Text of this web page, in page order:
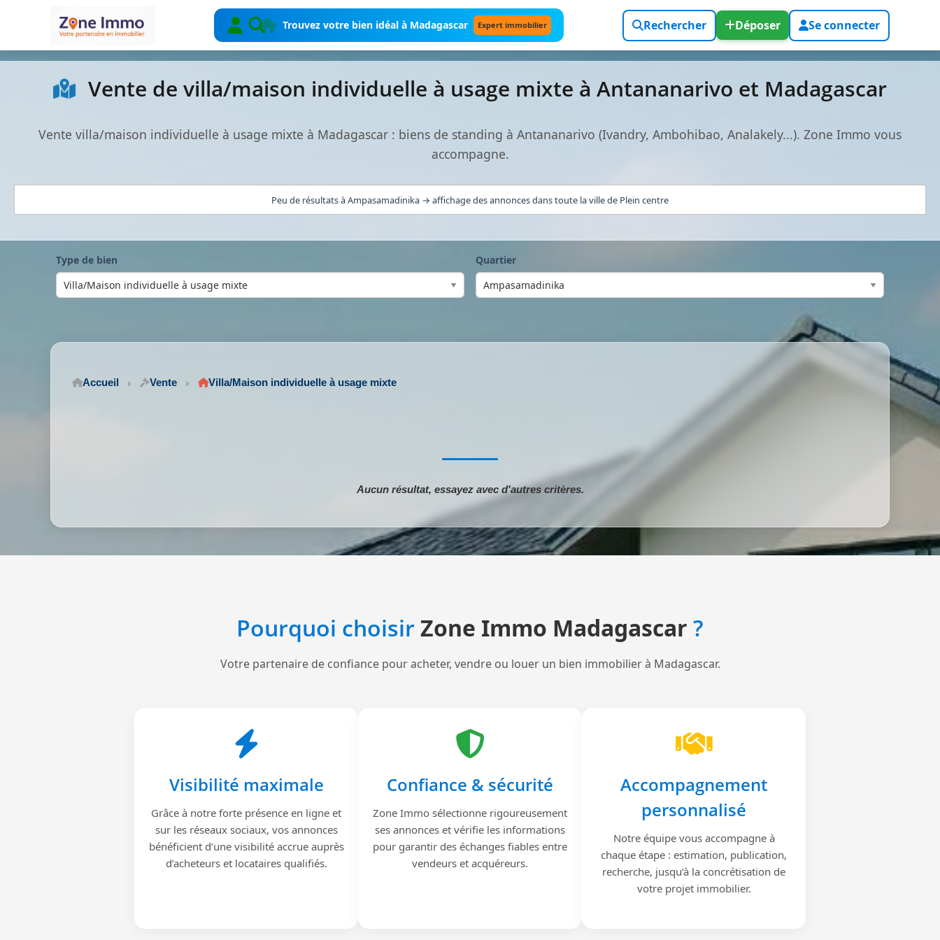
Trouvez votre bien idéal à Madagascar Expert immobilier Rechercher Déposer Se connecter
Vente de villa/maison individuelle à usage mixte à Antananarivo et Madagascar
Vente villa/maison individuelle à usage mixte à Madagascar : biens de standing à Antananarivo (Ivandry, Ambohibao, Analakely...). Zone Immo vous
accompagne.
Peu de résultats à Ampasamadinika → affichage des annonces dans toute la ville de Plein centre
Type de bien Quartier
Accueil Vente Villa/Maison individuelle à usage mixte
Aucun résultat, essayez avec d'autres critères.
Pourquoi choisirZone Immo Madagascar ?
Votre partenaire de confiance pour acheter, vendre ou louer un bien immobilier à Madagascar.
Visibilité maximale
Grâce à notre forte présence en ligne et
sur les réseaux sociaux, vos annonces
bénéficient d’une visibilité accrue auprès
d’acheteurs et locataires qualifiés.
Confiance & sécurité
Zone Immo sélectionne rigoureusement
ses annonces et vérifie les informations
pour garantir des échanges fiables entre
vendeurs et acquéreurs.
Accompagnement
personnalisé
Notre équipe vous accompagne à
chaque étape : estimation, publication,
recherche, jusqu’à la concrétisation de
votre projet immobilier.